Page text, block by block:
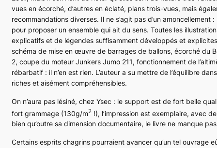
vues en écorché, d’autres en éclaté, plans trois-vues, mais
recommandations diverses. Il ne s’agit pas d’un
pour proposer un ensemble qui ait du sens. Toutes les
explicatifs et de légendes suffisamment développés et
schéma de mise en œuvre de barrages de ballons, écorché du
2, coupe du moteur Junkers Jumo 211, fonctionnement de
rébarbatif : il n’en est rien. L’auteur a su mettre de l’équilibre
riches et aisément compréhensibles.
On n’aura pas lésiné, chez Ysec : le support est de fort belle
fort grammage (130g/m2 !), l’impression est exemplaire, avec
bien qu’outre sa dimension documentaire, le livre ne manque
Certains esprits chagrins pourraient avancer qu’un tel ouvrage